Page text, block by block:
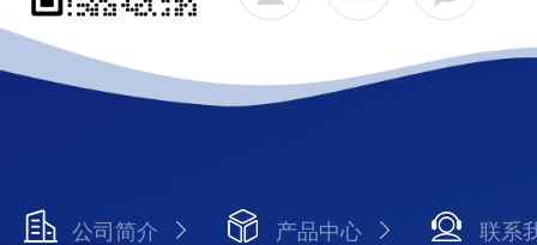
公司简介 产品中心 联系